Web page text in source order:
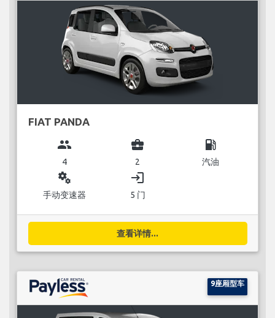
FIAT PANDA
group
4
business_center
2
local_gas_station
汽油
miscellaneous_services
手动变速器
login
5 门
查看详情...
9座厢型车